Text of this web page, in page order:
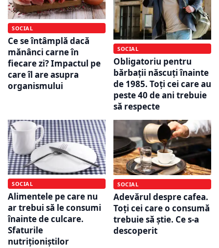
SOCIAL
Ce se întâmplă dacă
mănânci carne în
fiecare zi? Impactul pe
care îl are asupra
organismului
SOCIAL
Obligatoriu pentru
bărbații născuți înainte
de 1985. Toți cei care au
peste 40 de ani trebuie
să respecte
SOCIAL
Alimentele pe care nu
ar trebui să le consumi
înainte de culcare.
Sfaturile
nutriționiștilor
SOCIAL
Adevărul despre cafea.
Toți cei care o consumă
trebuie să știe. Ce s-a
descoperit